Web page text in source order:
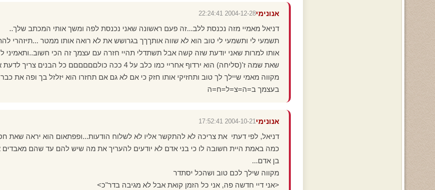
אנונימי2004-12-28 22:24:41
דניאל מאמיי מזה נכנסת ללב...זה פעם ראשונה שאני נכנסת לפה ומשך אותי המכתב שלך..
תשמעי לי ותשמעי לי טוב הוא לא שווה אותךךך בגרושש את לא רואה אותו ממטר ...תיזהרי
אותו למרות שאני יודעת שזה קשה אבל תשתדלי תהיי חזרה עם עצמך זה הכי חשוב..ותאמיני
שאת שמה ז'(סליחה) הוא ירדוף אחריי כמו כלב על 4 ככה כולםםםםםם כל הבנים צריך לדעת איך להתנהג איתם..
מקווה מאמי שיילך לך טוב ותחזיקי אותו חזק כי אם לא גם אם תחזרו הוא יזלזל בך ופה את
בעצמך ב=ה=צ=ל=ח=ה
אנונימי2004-10-21 17:52:41
דניאל, לפי דעתי את צריכה לא להתקשר אליו לא לשלוח הודעות...ופפתאום הוא יראה שאת
כמה באמת היית חשובה לו כי בני אדם לא יודעים להעריך את מה שיש להם עד שהם מאבדים
בן אדם...
מקווה שילך לכם טוב ושהכל יסתדר
<אני דיי חדשה פה, אני כל הזמן קואת אבל לא מגיבה בדר"כ>